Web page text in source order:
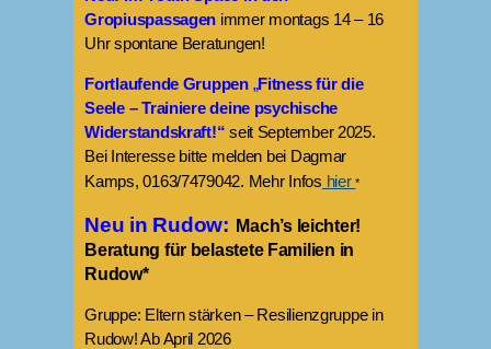
Gropiuspassagen immer montags 14 – 16
Uhr spontane Beratungen!
Fortlaufende Gruppen„Fitness für die
Seele – Trainiere deine psychische
Widerstandskraft!“seit September 2025.
Bei Interesse bitte melden bei Dagmar
Kamps, 0163/7479042. Mehr Infos hier*
Neu in Rudow: Mach’s leichter!
Beratung für belastete Familien in
Rudow*
Gruppe: Eltern stärken – Resilienzgruppe in
Rudow! Ab April 2026